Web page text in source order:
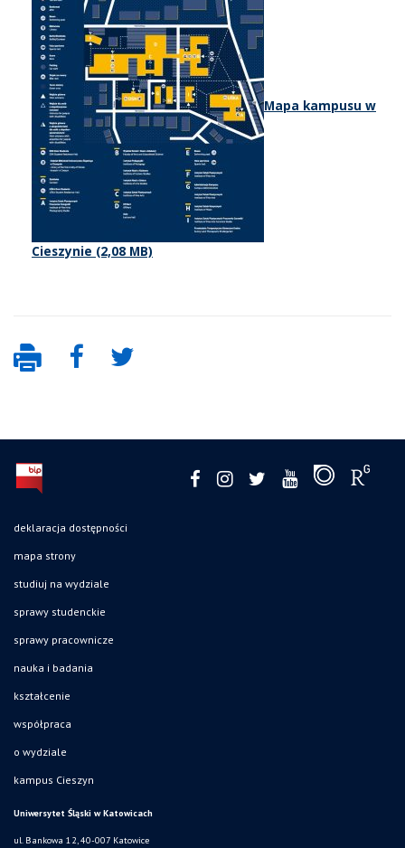
Mapa kampusu w
Cieszynie
deklaracja dostępności
mapa strony
studiuj na wydziale
sprawy studenckie
sprawy pracownicze
nauka i badania
kształcenie
współpraca
o wydziale
kampus Cieszyn
Uniwersytet Śląski w Katowicach
ul. Bankowa 12, 40-007 Katowice